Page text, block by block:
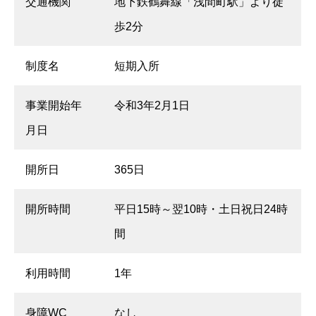
歩2分
制度名 短期入所
事業開始年
月日
令和3年2月1日
開所日 365日
開所時間 平日15時～翌10時・土日祝日24時
間
利用時間 1年
身障WC なし